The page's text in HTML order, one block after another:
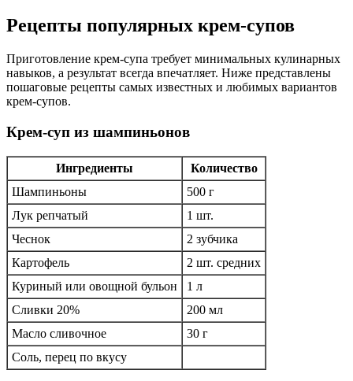
Рецепты популярных крем-супов
Приготовление крем-супа требует минимальных кулинарных
навыков, а результат всегда впечатляет. Ниже представлены
пошаговые рецепты самых известных и любимых вариантов
крем-супов.
Крем-суп из шампиньонов
Ингредиенты
Количество
Шампиньоны
500 г
Лук репчатый
1 шт.
Чеснок
2 зубчика
Картофель
2 шт. средних
Куриный или овощной бульон
1 л
Сливки 20%
200 мл
Масло сливочное
30 г
Соль, перец по вкусу